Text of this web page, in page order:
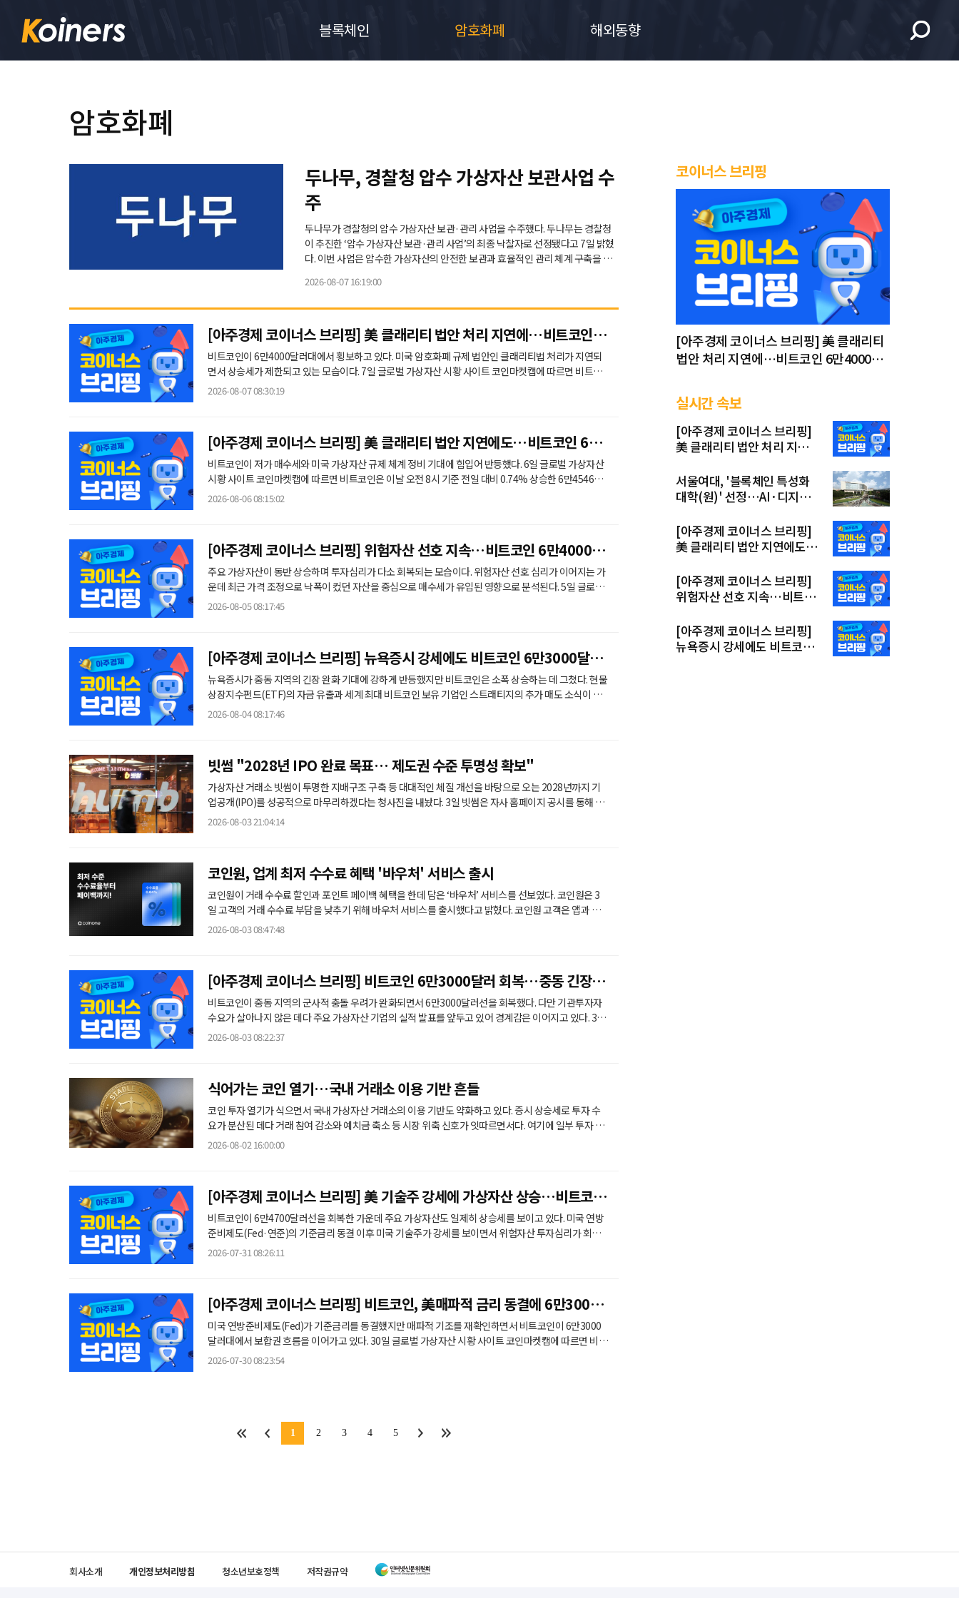
블록체인 암호화폐 해외동향
암호화폐
두나무, 경찰청 압수 가상자산 보관사업 수
주
두나무가 경찰청의 압수 가상자산 보관·관리 사업을 수주했다. 두나무는 경찰청
이 추진한 ‘압수 가상자산 보관·관리 사업’의 최종 낙찰자로 선정됐다고 7일 밝혔
다. 이번 사업은 압수한 가상자산의 안전한 보관과 효율적인 관리 체계 구축을 위
받아 우선협상대상자로 선정된 뒤 기술 협상을 거쳐 최종 계약을 체결했다. 계약
2026-08-07 16:19:00
[아주경제 코이너스 브리핑] 美 클래리티 법안 처리 지연에…비트코인 6
만4000달러대 횡보
비트코인이 6만4000달러대에서 횡보하고 있다. 미국 암호화폐 규제 법안인 클래리티법 처리가 지연되
면서 상승세가 제한되고 있는 모습이다. 7일 글로벌 가상자산 시황 사이트 코인마켓캡에 따르면 비트코
인은 이날 오전 8시 기준 전일 대비 0.60% 하락한 6만4265달러에 거래됐다. 현물 상장지수펀드(ETF)
2026-08-07 08:30:19
[아주경제 코이너스 브리핑] 美 클래리티 법안 지연에도…비트코인 6만
4500달러로 상승
비트코인이 저가 매수세와 미국 가상자산 규제 체계 정비 기대에 힘입어 반등했다. 6일 글로벌 가상자산
시황 사이트 코인마켓캡에 따르면 비트코인은 이날 오전 8시 기준 전일 대비 0.74% 상승한 6만4546달
러에 거래됐다. 비트코인은 최근 6만달러 초반까지 밀리며 약세를 보였지만 이날 소폭 반등했다. 시장에
2026-08-06 08:15:02
[아주경제 코이너스 브리핑] 위험자산 선호 지속…비트코인 6만4000달
러대 회복
주요 가상자산이 동반 상승하며 투자심리가 다소 회복되는 모습이다. 위험자산 선호 심리가 이어지는 가
운데 최근 가격 조정으로 낙폭이 컸던 자산을 중심으로 매수세가 유입된 영향으로 분석된다. 5일 글로벌
가상자산 시황 사이트 코인마켓캡에 따르면 비트코인은 이날 오전 8시 기준 전일 대비 0.93% 상승한 6
2026-08-05 08:17:45
[아주경제 코이너스 브리핑] 뉴욕증시 강세에도 비트코인 6만3000달러
대 강보합
뉴욕증시가 중동 지역의 긴장 완화 기대에 강하게 반등했지만 비트코인은 소폭 상승하는 데 그쳤다. 현물
상장지수펀드(ETF)의 자금 유출과 세계 최대 비트코인 보유 기업인 스트래티지의 추가 매도 소식이 상
승세를 제한한 것으로 풀이된다. 4일 글로벌 가상자산 시황 사이트 코인마켓캡에 따르면 비트코인은 이
2026-08-04 08:17:46
빗썸 "2028년 IPO 완료 목표… 제도권 수준 투명성 확보"
가상자산 거래소 빗썸이 투명한 지배구조 구축 등 대대적인 체질 개선을 바탕으로 오는 2028년까지 기
업공개(IPO)를 성공적으로 마무리하겠다는 청사진을 내놨다. 3일 빗썸은 자사 홈페이지 공시를 통해 경
영의 투명성을 입증하고 기업가치를 극대화하기 위해 이 같은 내용의 IPO 추진 상황을 발표했다. 구체적
2026-08-03 21:04:14
코인원, 업계 최저 수수료 혜택 '바우처' 서비스 출시
코인원이 거래 수수료 할인과 포인트 페이백 혜택을 한데 담은 ‘바우처’ 서비스를 선보였다. 코인원은 3
일 고객의 거래 수수료 부담을 낮추기 위해 바우처 서비스를 출시했다고 밝혔다. 코인원 고객은 앱과 웹
에 새로 마련된 ‘바우처’ 탭에서 혜택을 발급받을 수 있다. 한 번 등록하면 30일 동안 세 가지 수수료 혜택
2026-08-03 08:47:48
[아주경제 코이너스 브리핑] 비트코인 6만3000달러 회복…중동 긴장 완
화에 안도 랠리
비트코인이 중동 지역의 군사적 충돌 우려가 완화되면서 6만3000달러선을 회복했다. 다만 기관투자자
수요가 살아나지 않은 데다 주요 가상자산 기업의 실적 발표를 앞두고 있어 경계감은 이어지고 있다. 3일
글로벌 가상자산 시황 사이트 코인마켓캡에 따르면 비트코인은 이날 오전 8시 기준 전일 대비 0.93% 오
2026-08-03 08:22:37
식어가는 코인 열기…국내 거래소 이용 기반 흔들
코인 투자 열기가 식으면서 국내 가상자산 거래소의 이용 기반도 약화하고 있다. 증시 상승세로 투자 수
요가 분산된 데다 거래 참여 감소와 예치금 축소 등 시장 위축 신호가 잇따르면서다. 여기에 일부 투자 수
요가 해외로 이동하는 흐름까지 나타나면서 국내 거래소의 경쟁력 약화 우려도 커지고 있다. 2일 국회 재
2026-08-02 16:00:00
[아주경제 코이너스 브리핑] 美 기술주 강세에 가상자산 상승…비트코인
6만4700달러선
비트코인이 6만4700달러선을 회복한 가운데 주요 가상자산도 일제히 상승세를 보이고 있다. 미국 연방
준비제도(Fed·연준)의 기준금리 동결 이후 미국 기술주가 강세를 보이면서 위험자산 투자심리가 회복
된 영향으로 풀이된다. 31일 글로벌 가상자산 시황 사이트 코인마켓캡에 따르면 비트코인은 이날 오전 8
2026-07-31 08:26:11
[아주경제 코이너스 브리핑] 비트코인, 美매파적 금리 동결에 6만3000
달러대 횡보
미국 연방준비제도(Fed)가 기준금리를 동결했지만 매파적 기조를 재확인하면서 비트코인이 6만3000
달러대에서 보합권 흐름을 이어가고 있다. 30일 글로벌 가상자산 시황 사이트 코인마켓캡에 따르면 비트
코인은 이날 오전 8시 기준 전일 대비 0.20% 하락한 6만3862달러에 거래됐다. 주요 알트코인은 혼조세
2026-07-30 08:23:54
1 2 3 4 5
코이너스 브리핑
[아주경제 코이너스 브리핑] 美 클래리티
법안 처리 지연에…비트코인 6만4000달
실시간 속보
[아주경제 코이너스 브리핑]
美 클래리티 법안 처리 지연
대 횡보
서울여대, '블록체인 특성화
대학(원)' 선정…AI·디지털
[아주경제 코이너스 브리핑]
美 클래리티 법안 지연에도…
승
[아주경제 코이너스 브리핑]
위험자산 선호 지속…비트코
[아주경제 코이너스 브리핑]
뉴욕증시 강세에도 비트코인
회사소개 개인정보처리방침 청소년보호정책 저작권규약